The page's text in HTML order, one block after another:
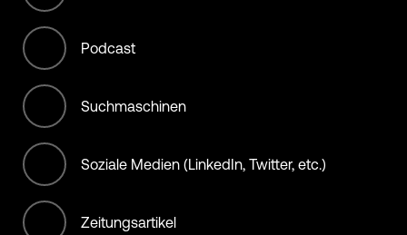
Materials
Municipality, City, State, &
Country
NGO (non offset)
Non-Profit/Services
Offset Services
Podcast
Suchmaschinen
Soziale Medien (LinkedIn, Twitter, etc.)
Zeitungsartikel